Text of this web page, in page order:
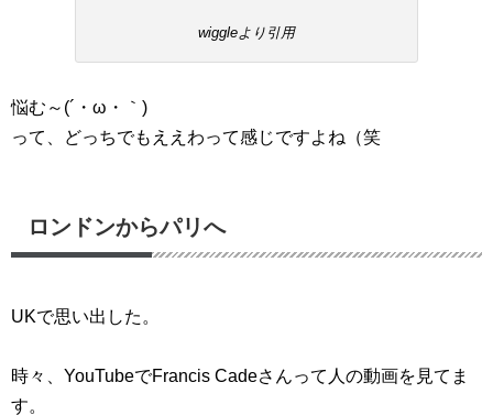
wiggleより引用
悩む～(´・ω・｀)
って、どっちでもええわって感じですよね（笑
ロンドンからパリへ
UKで思い出した。
時々、YouTubeでFrancis Cadeさんって人の動画を見てま
す。